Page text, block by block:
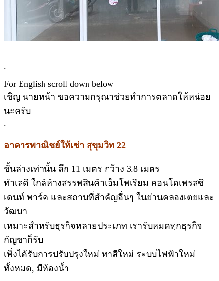
.
For English scroll down below
เชิญ นายหน้า ขอความกรุณาช่วยทำการตลาดให้หน่อย
นะครับ
.
อาคารพาณิชย์ให้เช่า สุขุมวิท 22
ชั้นล่างเท่านั้น ลึก 11 เมตร กว้าง 3.8 เมตร
ทำเลดี ใกล้ห้างสรรพสินค้าเอ็มโพเรียม คอนโดเพรสซิ
เดนท์ พาร์ค และสถานที่สำคัญอื่นๆ ในย่านคลองเตยและ
วัฒนา
เหมาะสำหรับธุรกิจหลายประเภท เรารับหมดทุกธุรกิจ
กัญชาก็รับ
เพิ่งได้รับการปรับปรุงใหม่ ทาสีใหม่ ระบบไฟฟ้าใหม่
ทั้งหมด, มีห้องน้ำ